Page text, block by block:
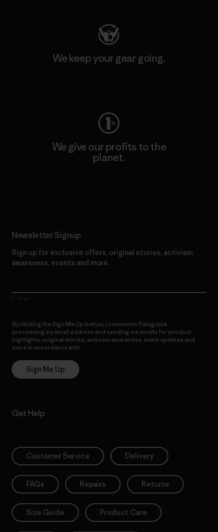
We keep your gear going.
We give our profits to the
planet.
Newsletter Signup
Sign up for exclusive offers, original stories, activism
awareness, events and more.
By clicking the Sign Me Up button, I consent to Patagonia
processing my email address and sending me emails for product
highlights, original stories, activism awareness, event updates and
more in accordance with
Sign Me Up
Get Help
Customer Service Delivery
FAQs Repairs Returns
Size Guide Product Care